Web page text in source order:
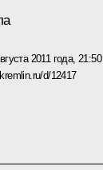
2011 года, 21:50
kremlin.ru/d/12417